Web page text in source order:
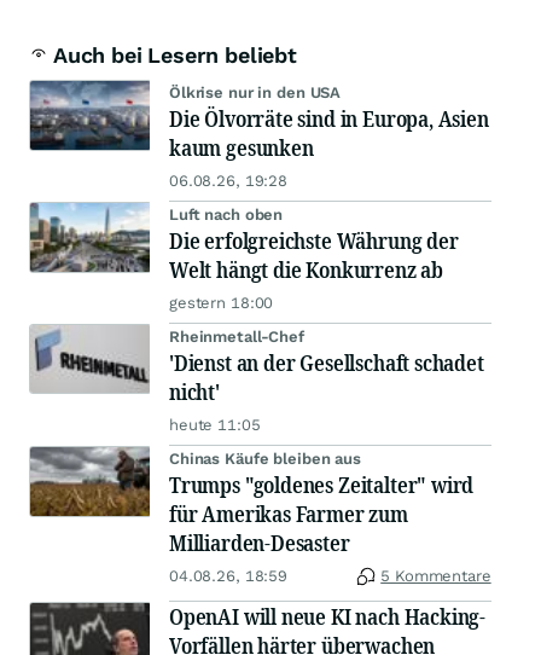
Auch bei Lesern beliebt
Ölkrise nur in den USA
Die Ölvorräte sind in Europa, Asien
kaum gesunken
06.08.26, 19:28
Luft nach oben
Die erfolgreichste Währung der
Welt hängt die Konkurrenz ab
gestern 18:00
Rheinmetall-Chef
'Dienst an der Gesellschaft schadet
nicht'
heute 11:05
Chinas Käufe bleiben aus
Trumps "goldenes Zeitalter" wird
für Amerikas Farmer zum
Milliarden-Desaster
04.08.26, 18:59 5 Kommentare
OpenAI will neue KI nach Hacking-
Vorfällen härter überwachen